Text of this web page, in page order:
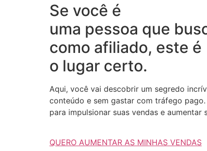
Se você é
uma pessoa que
como afiliado, este é
o lugar certo.
Aqui, você vai descobrir um segredo
conteúdo e sem gastar com tráfego
para impulsionar suas vendas e
QUERO AUMENTAR AS MINHAS VENDAS